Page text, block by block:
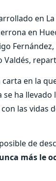
en
en
Valdés,
en la
se ha
las vidas
de
más le